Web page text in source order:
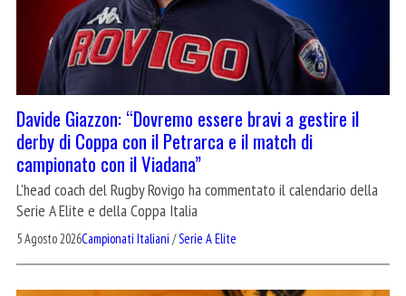
Davide Giazzon: “Dovremo essere bravi a gestire il
derby di Coppa con il Petrarca e il match di
campionato con il Viadana”
L'head coach del Rugby Rovigo ha commentato il calendario della
Serie A Elite e della Coppa Italia
5 Agosto 2026Campionati Italiani /Serie A Elite